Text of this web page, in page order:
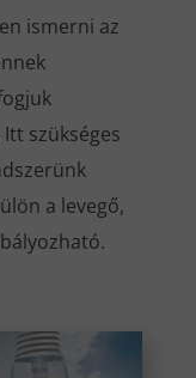
ismerni az
szükséges
a levegő,